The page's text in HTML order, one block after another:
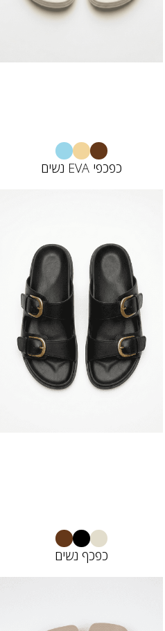
כפכפי EVA נשים
כפכף נשים